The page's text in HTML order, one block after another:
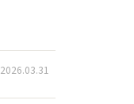
2026.03.31